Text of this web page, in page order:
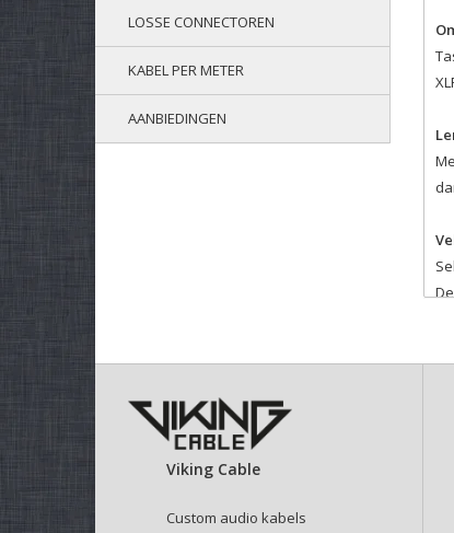
LOSSE CONNECTOREN
KABEL PER METER
AANBIEDINGEN
Viking Cable
Custom audio kabels